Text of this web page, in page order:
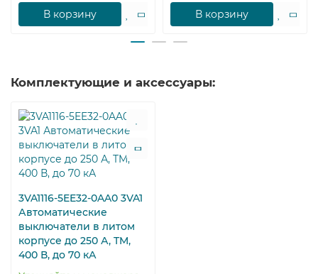
В корзину В корзину
Комплектующие и аксессуары:
3VA1116-5EE32-0AA0 3VA1
Автоматические
выключатели в литом
корпусе до 250 А, TM,
400 В, до 70 кА